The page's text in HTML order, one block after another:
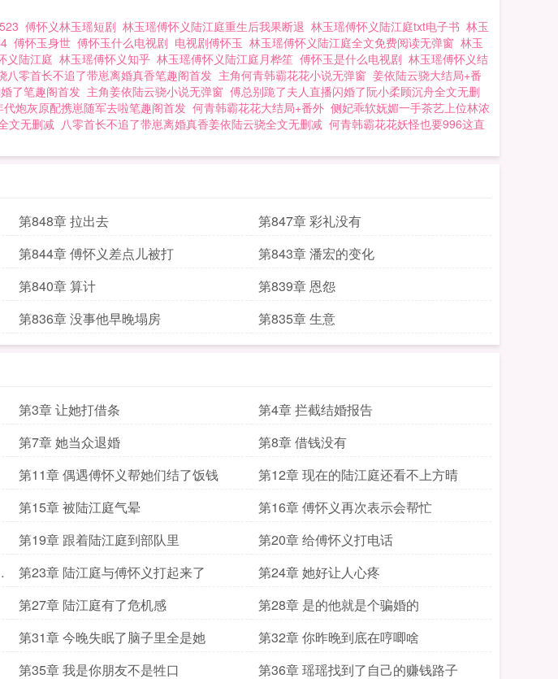
傅怀义林玉瑶短剧 林玉瑶傅怀义陆江庭重生后我果断退 林玉瑶傅怀义陆江庭txt电子书 林玉
傅怀玉身世 傅怀玉什么电视剧 电视剧傅怀玉 林玉瑶傅怀义陆江庭全文免费阅读无弹窗 林玉
义陆江庭 林玉瑶傅怀义知乎 林玉瑶傅怀义陆江庭月桦笙 傅怀玉是什么电视剧 林玉瑶傅怀义结
八零首长不追了带崽离婚真香笔趣阁首发 主角何青韩霸花花小说无弹窗 姜依陆云骁大结局+番
了笔趣阁首发 主角姜依陆云骁小说无弹窗 傅总别跪了夫人直播闪婚了阮小柔顾沉舟全文无删
炮灰原配携崽随军去啦笔趣阁首发 何青韩霸花花大结局+番外 侧妃乖软妩媚一手茶艺上位林浓
文无删减 八零首长不追了带崽离婚真香姜依陆云骁全文无删减 何青韩霸花花妖怪也要996这直
第848章 拉出去
第847章 彩礼没有
第844章 傅怀义差点儿被打
第843章 潘宏的变化
第840章 算计
第839章 恩怨
第836章 没事他早晚塌房 第835章 生意
第3章 让她打借条
第4章 拦截结婚报告
第7章 她当众退婚
第8章 借钱没有
第11章 偶遇傅怀义帮她们结了饭钱
第12章 现在的陆江庭还看不上方晴
第15章 被陆江庭气晕
第16章 傅怀义再次表示会帮忙
第19章 跟着陆江庭到部队里
第20章 给傅怀义打电话
第23章 陆江庭与傅怀义打起来了
第24章 她好让人心疼
第27章 陆江庭有了危机感
第28章 是的他就是个骗婚的
第31章 今晚失眠了脑子里全是她
第32章 你昨晚到底在哼唧啥
第35章 我是你朋友不是牲口
第36章 瑶瑶找到了自己的赚钱路子